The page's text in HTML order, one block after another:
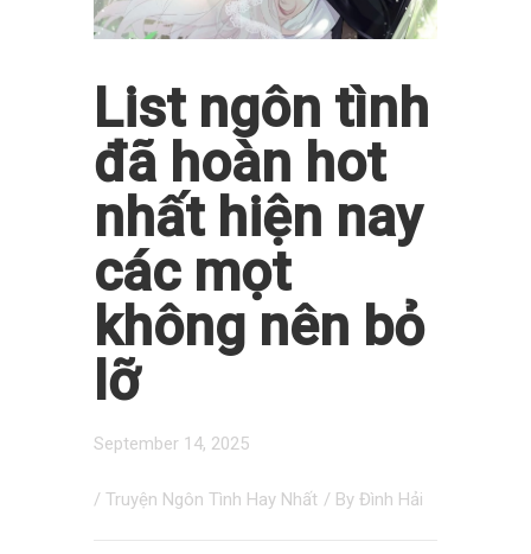
List ngôn tình
đã hoàn hot
nhất hiện nay
các mọt
không nên bỏ
lỡ
September 14, 2025
/ Truyện Ngôn Tình Hay Nhất / By Đình Hải